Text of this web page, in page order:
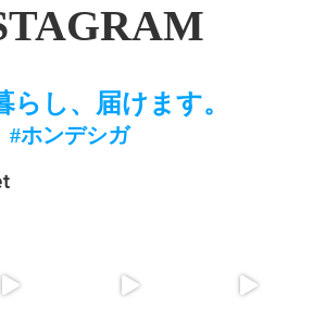
らし、届けます。
#ホンデシガ